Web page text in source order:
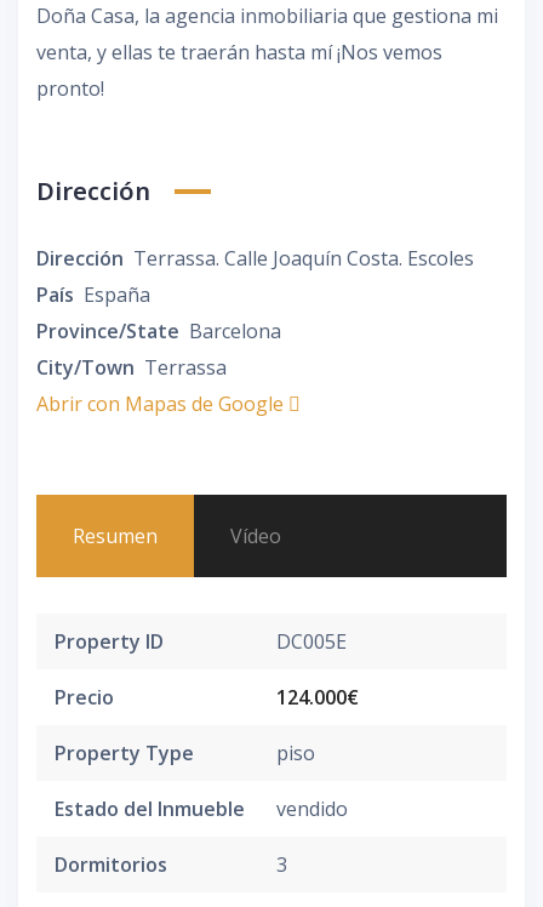
Doña Casa, la agencia inmobiliaria que gestiona mi
venta, y ellas te traerán hasta mí ¡Nos vemos
pronto!
Dirección
Dirección Terrassa. Calle Joaquín Costa. Escoles
País España
Province/State Barcelona
City/Town Terrassa
Abrir con Mapas de Google
Resumen Vídeo
Property ID DC005E
Precio 124.000€
Property Type piso
Estado del Inmueble vendido
Dormitorios 3